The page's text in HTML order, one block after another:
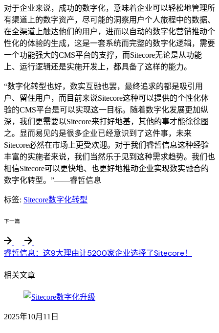
对于企业来说，成功的数字化，意味着企业可以轻松地管理所
有渠道上的数字资产，尽可能的洞察用户个人旅程中的数据、
在全渠道上触达他们的用户，进而以自动的数字化营销推动个
性化的体验的生成，这是一套系统而完整的数字化逻辑，需要
一个功能强大的CMS平台的支撑，而Sitecore无论是从功能
上、运行逻辑还是实施开发上，都具备了这样的能力。
“数字化转型也好，数实互融也罢，最终追求的都是吸引用
户、留住用户，而目前来说Sitecore这种可以提供的个性化体
验的CMS平台是可以实现这一目标。随着数字化发展更加纵
深，我们更需要以Sitecore来打好地基，其他的事才能徐徐图
之。显而易见的是很多企业已经意识到了这件事，未来
Sitecore必然在市场上更受欢迎。对于我们睿哲信息这种经验
丰富的实施者来说，我们当然乐于见到这种需求趋势。我们也
相信Sitecore可以更快地、也更好地推动企业实现数实融合的
数字化转型。”——睿哲信息
标签: Sitecore数字化转型
下一篇
睿哲信息：这9大理由让5200家企业选择了Sitecore！
相关文章
2025年10月11日